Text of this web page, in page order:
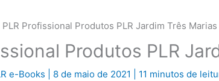
PLR Profissional Produtos PLR Jardim Três Marias
Produtos PLR
e-Books 8 de maio de 2021
11 minutos de